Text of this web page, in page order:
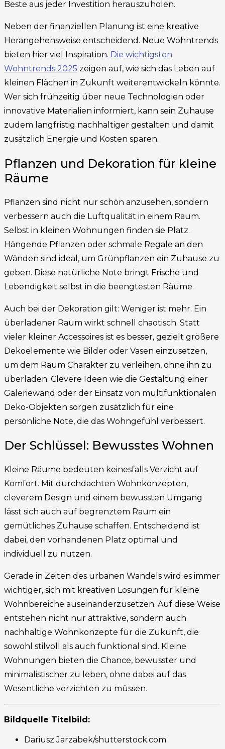
Beste aus jeder Investition herauszuholen.
Neben der finanziellen Planung ist eine kreative
Herangehensweise entscheidend. Neue Wohntrends
bieten hier viel Inspiration. Die wichtigsten
Wohntrends 2025 zeigen auf, wie sich das Leben auf
kleinen Flächen in Zukunft weiterentwickeln könnte.
Wer sich frühzeitig über neue Technologien oder
innovative Materialien informiert, kann sein Zuhause
zudem langfristig nachhaltiger gestalten und damit
zusätzlich Energie und Kosten sparen.
Pflanzen und Dekoration für kleine
Räume
Pflanzen sind nicht nur schön anzusehen, sondern
verbessern auch die Luftqualität in einem Raum.
Selbst in kleinen Wohnungen finden sie Platz.
Hängende Pflanzen oder schmale Regale an den
Wänden sind ideal, um Grünpflanzen ein Zuhause zu
geben. Diese natürliche Note bringt Frische und
Lebendigkeit selbst in die beengtesten Räume.
Auch bei der Dekoration gilt: Weniger ist mehr. Ein
überladener Raum wirkt schnell chaotisch. Statt
vieler kleiner Accessoires ist es besser, gezielt größere
Dekoelemente wie Bilder oder Vasen einzusetzen,
um dem Raum Charakter zu verleihen, ohne ihn zu
überladen. Clevere Ideen wie die Gestaltung einer
Galeriewand oder der Einsatz von multifunktionalen
Deko-Objekten sorgen zusätzlich für eine
persönliche Note, die das Wohngefühl verbessert.
Der Schlüssel: Bewusstes Wohnen
Kleine Räume bedeuten keinesfalls Verzicht auf
Komfort. Mit durchdachten Wohnkonzepten,
cleverem Design und einem bewussten Umgang
lässt sich auch auf begrenztem Raum ein
gemütliches Zuhause schaffen. Entscheidend ist
dabei, den vorhandenen Platz optimal und
individuell zu nutzen.
Gerade in Zeiten des urbanen Wandels wird es immer
wichtiger, sich mit kreativen Lösungen für kleine
Wohnbereiche auseinanderzusetzen. Auf diese Weise
entstehen nicht nur attraktive, sondern auch
nachhaltige Wohnkonzepte für die Zukunft, die
sowohl stilvoll als auch funktional sind. Kleine
Wohnungen bieten die Chance, bewusster und
minimalistischer zu leben, ohne dabei auf das
Wesentliche verzichten zu müssen.
Bildquelle Titelbild:
Dariusz Jarzabek/shutterstock.com